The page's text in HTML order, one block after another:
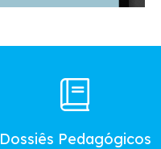
Dossiês Pedagógicos